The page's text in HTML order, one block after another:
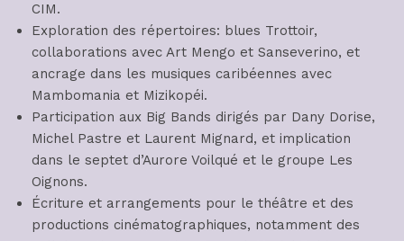
CIM.
Exploration des répertoires: blues Trottoir,
collaborations avec Art Mengo et Sanseverino, et
ancrage dans les musiques caribéennes avec
Mambomania et Mizikopéi.
Participation aux Big Bands dirigés par Dany Dorise,
Michel Pastre et Laurent Mignard, et implication
dans le septet d’Aurore Voilqué et le groupe Les
Oignons.
Écriture et arrangements pour le théâtre et des
productions cinématographiques, notamment des